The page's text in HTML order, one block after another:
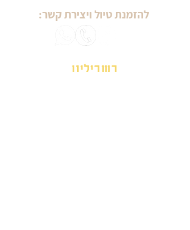
להזמנת טיול ויצירת קשר:
בשבילינו